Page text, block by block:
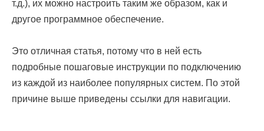
т.д.), их можно настроить таким же образом, как и
другое программное обеспечение.
Это отличная статья, потому что в ней есть
подробные пошаговые инструкции по подключению
из каждой из наиболее популярных систем. По этой
причине выше приведены ссылки для навигации.